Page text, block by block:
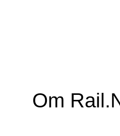
Om